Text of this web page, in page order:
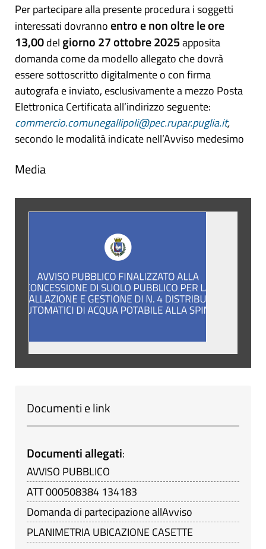
Per partecipare alla presente procedura i soggetti
interessati dovrannoentro e non oltre le ore
13,00del giorno 27 ottobre 2025apposita
domanda come da modello allegato che dovrà
essere sottoscritto digitalmente o con firma
autografa e inviato, esclusivamente a mezzo Posta
Elettronica Certificata all’indirizzo seguente:
commercio.comunegallipoli@pec.rupar.puglia.it,
secondo le modalità indicate nell’Avviso medesimo
Media
Documenti e link
Documenti allegati:
AVVISO PUBBLICO
ATT 000508384 134183
Domanda di partecipazione allAvviso
PLANIMETRIA UBICAZIONE CASETTE